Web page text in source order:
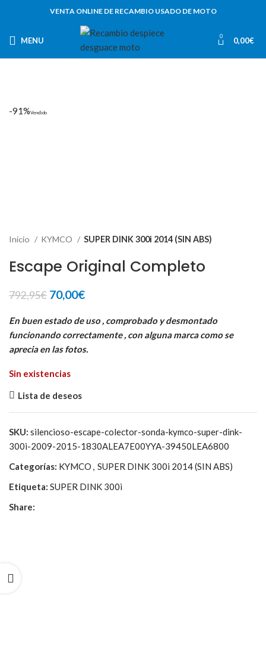
VENTA ONLINE DE RECAMBIO USADO DE MOTO
MENU 0 0,00€
-91%Vendido
Inicio KYMCO SUPER DINK 300i 2014 (SIN ABS)
Escape Original Completo
792,95€ El
original
era:
792,95€.
70,00€El
actual
es:
70,00€.
En buen estado de uso , comprobado y desmontado
funcionando correctamente , con alguna marca como se
aprecia en las fotos.
Sin existencias
Lista de deseos
SKU: silencioso-escape-colector-sonda-kymco-super-dink-
300i-2009-2015-1830ALEA7E00YYA-39450LEA6800
Categorías: KYMCO , SUPER DINK 300i 2014 (SIN ABS)
Etiqueta: SUPER DINK 300i
Share: